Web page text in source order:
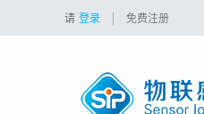
请 登录 免费注册